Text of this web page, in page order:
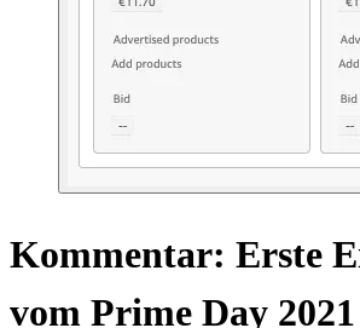
Kommentar: Erste
vom Prime Day 2021